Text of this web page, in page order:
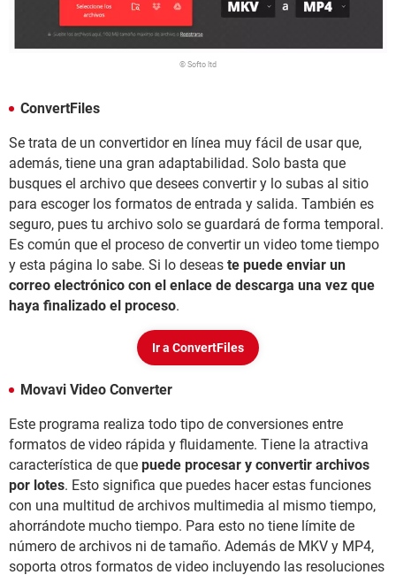
© Softo ltd
ConvertFiles
Se trata de un convertidor en línea muy fácil de usar que,
además, tiene una gran adaptabilidad. Solo basta que
busques el archivo que desees convertir y lo subas al sitio
para escoger los formatos de entrada y salida. También es
seguro, pues tu archivo solo se guardará de forma temporal.
Es común que el proceso de convertir un video tome tiempo
y esta página lo sabe. Si lo deseas te puede enviar un
correo electrónico con el enlace de descarga una vez que
haya finalizado el proceso.
Ir a ConvertFiles
Movavi Video Converter
Este programa realiza todo tipo de conversiones entre
formatos de video rápida y fluidamente. Tiene la atractiva
característica de que puede procesar y convertir archivos
por lotes. Esto significa que puedes hacer estas funciones
con una multitud de archivos multimedia al mismo tiempo,
ahorrándote mucho tiempo. Para esto no tiene límite de
número de archivos ni de tamaño. Además de MKV y MP4,
soporta otros formatos de video incluyendo las resoluciones